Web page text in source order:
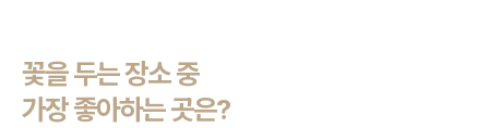
꽃을 두는 장소 중
가장 좋아하는 곳은?